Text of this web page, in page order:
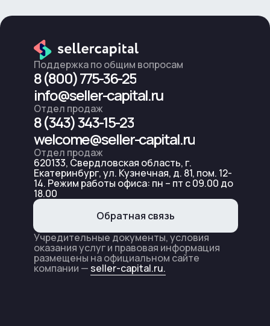
Поддержка по общим вопросам
8 (800) 775-36-25
info@seller-capital.ru
Отдел продаж
8 (343) 343-15-23
welcome@seller-capital.ru
Отдел продаж
620133, Свердловская область, г.
Екатеринбург, ул. Кузнечная, д. 81, пом. 12-
14. Режим работы офиса: пн – пт с 09.00 до
18.00
Обратная связь
Учредительные документы, условия
оказания услуг и правовая информация
размещены на официальном сайте
компании — seller-capital.ru.